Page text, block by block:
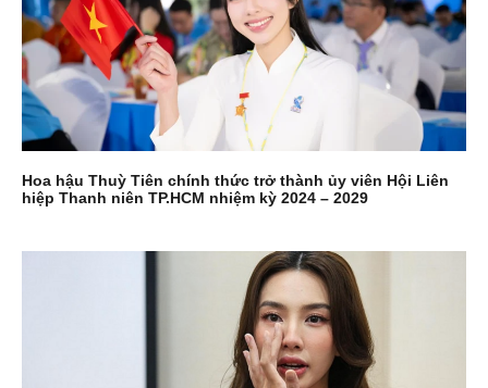
Hoa hậu Thuỳ Tiên chính thức trở thành ủy viên Hội Liên
hiệp Thanh niên TP.HCM nhiệm kỳ 2024 – 2029